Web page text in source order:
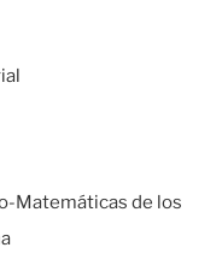
Matemáticas de los